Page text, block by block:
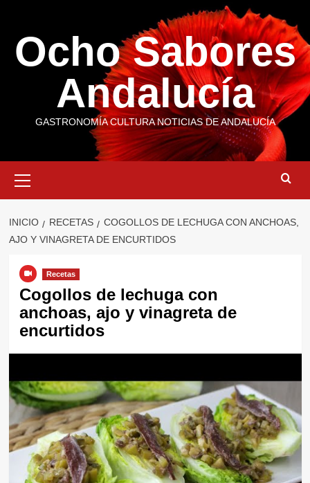
contenido
Ocho Sabores
Andalucía
GASTRONOMÍA CULTURA NOTICIAS DE ANDALUCÍA
primario
INICIO RECETAS
COGOLLOS DE LECHUGA CON ANCHOAS,
AJO Y VINAGRETA DE ENCURTIDOS
Recetas
Cogollos de lechuga con
anchoas, ajo y vinagreta de
encurtidos